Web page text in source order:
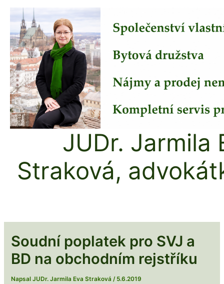
Přeskočit
obsah
JUDr. Jarmila
Straková,
Soudní poplatek pro SVJ a
BD na obchodním rejstříku
NapsalJUDr. Jarmila Eva Straková/ 5.6.2019